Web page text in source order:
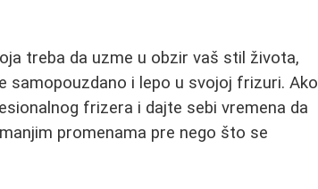
treba da uzme u obzir vaš stil života,
samopouzdano i lepo u svojoj frizuri. Ako
frizera i dajte sebi vremena da
promenama pre nego što se